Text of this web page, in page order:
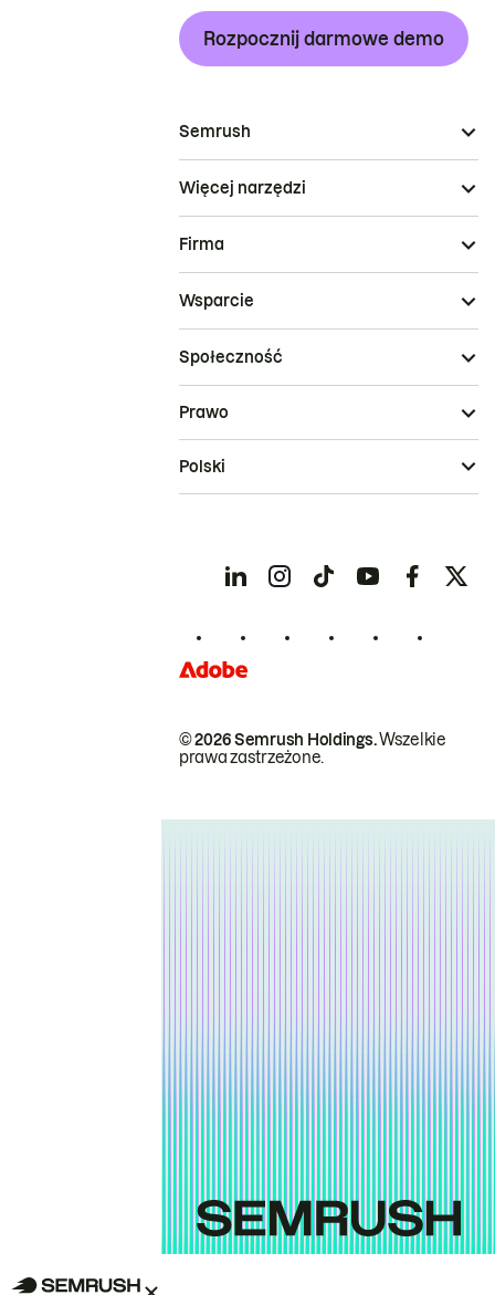
Rozpocznij darmowe demo
Semrush
Więcej narzędzi
Firma
Wsparcie
Społeczność
© 2026 Semrush Holdings.Wszelkie
prawa zastrzeżone.
Prawo
Polski